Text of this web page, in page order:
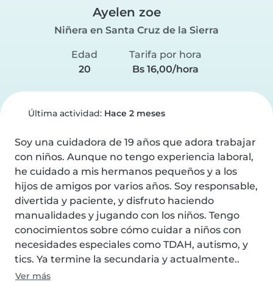
Ayelen zoe
Niñera en Santa Cruz de la Sierra
Edad
20
Tarifa por hora
Bs 16,00/hora
Última actividad: Hace 2 meses
Soy una cuidadora de 19 años que adora trabajar
con niños. Aunque no tengo experiencia laboral,
he cuidado a mis hermanos pequeños y a los
hijos de amigos por varios años. Soy responsable,
divertida y paciente, y disfruto haciendo
manualidades y jugando con los niños. Tengo
conocimientos sobre cómo cuidar a niños con
necesidades especiales como TDAH, autismo, y
tics. Ya termine la secundaria y actualmente..
Ver más